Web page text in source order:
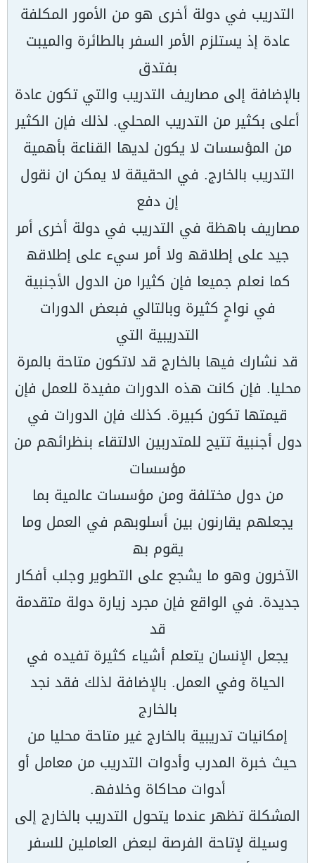
التدریب في دولة أخرى ھو من الأمور المكلفة
عادة إذ یستلزم الأمر السفر بالطائرة والمیبت
بفتدق
بالإضافة إلى مصاریف التدریب والتي تكون عادة
أعلى بكثیر من التدریب المحلي. لذلك فإن الكثیر
من المؤسسات لا یكون لدیھا القناعة بأھمیة
التدریب بالخارج. في الحقیقة لا یمكن ان نقول
إن دفع
مصاریف باھظة في التدریب في دولة أخرى أمر
جید على إطلاقھ ولا أمر سيء على إطلاقھ
كما نعلم جمیعا فإن كثیرا من الدول الأجنبیة
في نواحٍ كثیرة وبالتالي فبعض الدورات
التدریبیة التي
قد نشارك فیھا بالخارج قد لاتكون متاحة بالمرة
محلیا. فإن كانت ھذه الدورات مفیدة للعمل فإن
قیمتھا تكون كبیرة. كذلك فإن الدورات في
دول أجنبیة تتیح للمتدربین الالتقاء بنظرائھم من
مؤسسات
من دول مختلفة ومن مؤسسات عالمیة بما
یجعلھم یقارنون بین أسلوبھم في العمل وما
یقوم بھ
الآخرون وھو ما یشجع على التطویر وجلب أفكار
جدیدة. في الواقع فإن مجرد زیارة دولة متقدمة
قد
یجعل الإنسان یتعلم أشیاء كثیرة تفیده في
الحیاة وفي العمل. بالإضافة لذلك فقد نجد
بالخارج
إمكانیات تدریبیة بالخارج غیر متاحة محلیا من
حیث خبرة المدرب وأدوات التدریب من معامل أو
أدوات محاكاة وخلافھ.
المشكلة تظھر عندما یتحول التدریب بالخارج إلى
وسیلة لإتاحة الفرصة لبعض العاملین للسفر